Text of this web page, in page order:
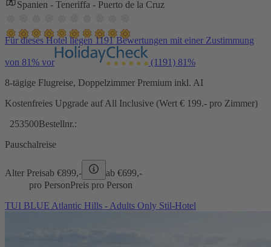
Spanien - Teneriffa - Puerto de la Cruz
Für dieses Hotel liegen 1191 Bewertungen mit einer Zustimmung
von 81% vor (1191) 81%
8-tägige Flugreise, Doppelzimmer Premium inkl. AI
Kostenfreies Upgrade auf All Inclusive (Wert € 199.- pro Zimmer)
253500Bestellnr.:
Pauschalreise
Alter Preisab €899,- ab €699,-
pro PersonPreis pro Person
TUI BLUE Atlantic Hills - Adults Only Stil-Hotel